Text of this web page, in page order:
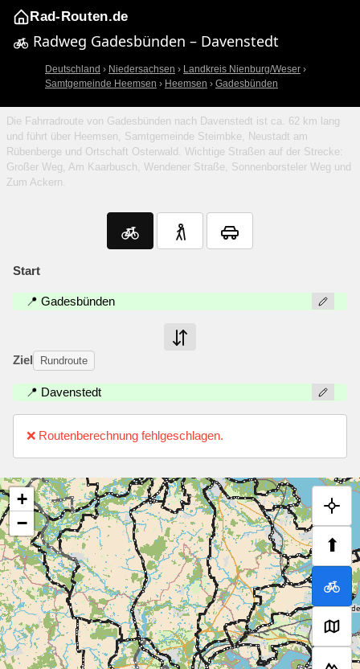
Rad-Routen.de
Radweg Gadesbünden – Davenstedt
Deutschland › Niedersachsen › Landkreis Nienburg/Weser ›
Samtgemeinde Heemsen › Heemsen › Gadesbünden
Die Fahrradroute von Gadesbünden nach Davenstedt ist ca. 62 km lang
und führt über Heemsen, Samtgemeinde Steimbke, Neustadt am
Rübenberge und Ortschaft Osterwald. Wichtige Straßen auf der Strecke:
Großer Weg, Am Kaarbusch, Wendener Straße, Sonnenborsteler Weg und
Zum Ackern.
Start
📍 Gadesbünden
Ziel Rundroute
📍 Davenstedt
❌ Routenberechnung fehlgeschlagen.
⬆
+
−